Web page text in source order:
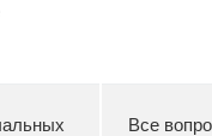
Все